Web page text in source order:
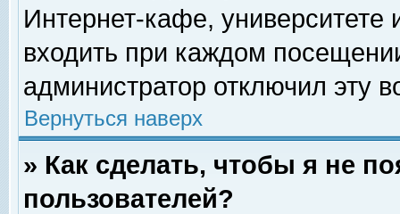
Интернет-кафе, университете
входить при каждом
администратор отключил эту
Вернуться наверх
» Как сделать, чтобы я не
пользователей?